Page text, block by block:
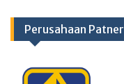
Perusahaan Patner